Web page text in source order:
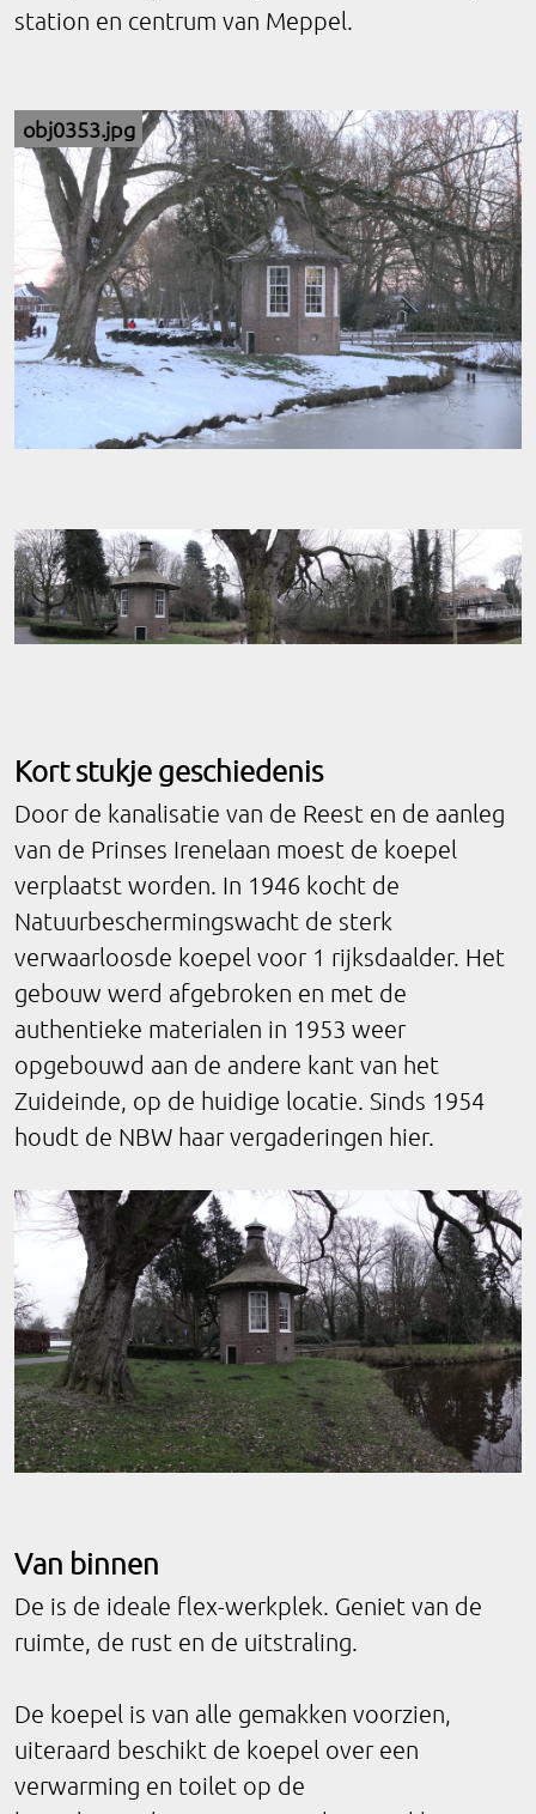
station en centrum van Meppel.
obj0353.jpg
Kort stukje geschiedenis
Door de kanalisatie van de Reest en de aanleg
van de Prinses Irenelaan moest de koepel
verplaatst worden. In 1946 kocht de
Natuurbeschermingswacht de sterk
verwaarloosde koepel voor 1 rijksdaalder. Het
gebouw werd afgebroken en met de
authentieke materialen in 1953 weer
opgebouwd aan de andere kant van het
Zuideinde, op de huidige locatie. Sinds 1954
houdt de NBW haar vergaderingen hier.
Van binnen
De is de ideale flex-werkplek. Geniet van de
ruimte, de rust en de uitstraling.
De koepel is van alle gemakken voorzien,
uiteraard beschikt de koepel over een
verwarming en toilet op de